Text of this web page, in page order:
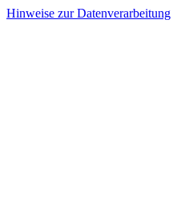
Hinweise zur Datenverarbeitung